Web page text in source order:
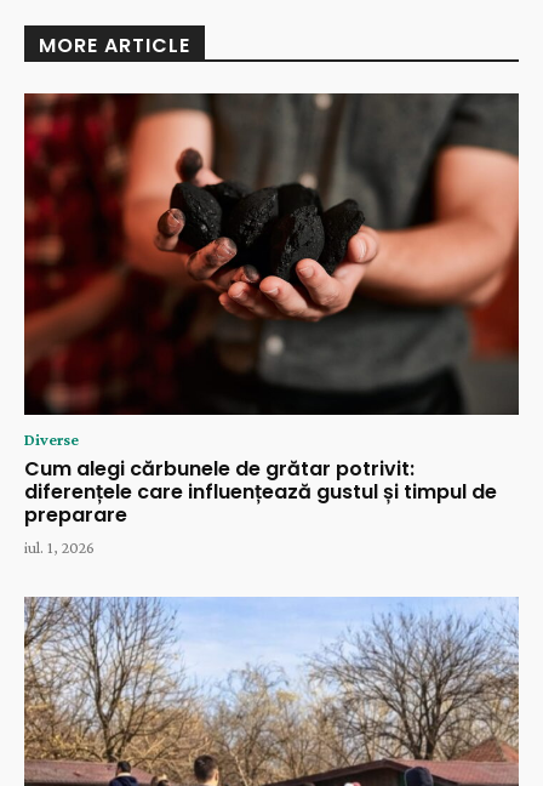
MORE ARTICLE
Diverse
Cum alegi cărbunele de grătar potrivit:
diferențele care influențează gustul și timpul de
preparare
iul. 1, 2026